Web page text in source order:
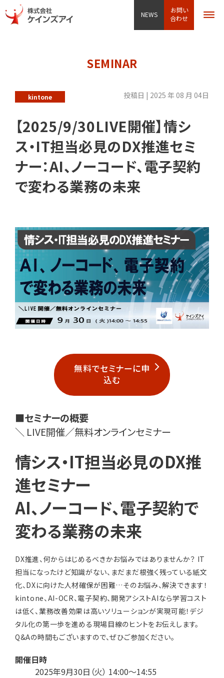
NEWS
お問い
合わせ
SEMINAR
kintone 投稿日 | 2025 年 08 月 04日
【2025/9/30LIVE開催】情シ
ス・IT担当必見のDX推進セミ
ナー：AI、ノーコード、電子契約
で変わる業務の未来
無料でセミナーに申
込む
■セミナーの概要
＼ LIVE開催／無料オンラインセミナー
情シス・IT担当必見のDX推
進セミナー
AI、ノーコード、電子契約で
変わる業務の未来
DX推進、何からはじめるべきかお悩みではありませんか？ IT
担当になったけど知識がない、まだまだ根強く残っている紙文
化、DXに向けた人材確保が困難…そのお悩み、解決できます！
kintone、AI-OCR、電子契約、開発アシストAIなら学習コスト
は低く、業務改善効果は高いソリューションが実現可能！デジ
タル化の第一歩を進める現場目線のヒントをお伝えします。
Q&Aの時間もございますので、ぜひご参加ください。
開催日時
2025年9月30日（火） 14:00～14:55